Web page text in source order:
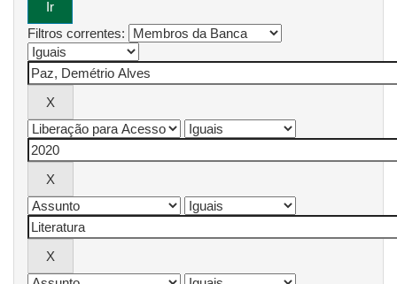
Filtros correntes: